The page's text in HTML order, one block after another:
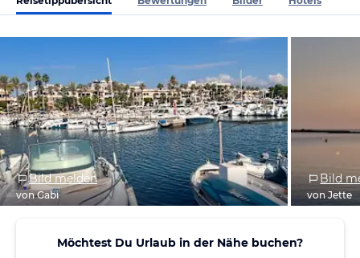
Bild melden
von Gabi
Bild
von Jette
Möchtest Du Urlaub in der Nähe buchen?